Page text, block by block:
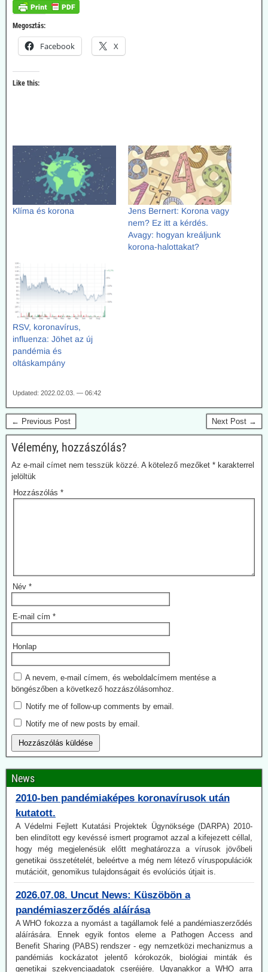
Megosztás:
Facebook X
Like this:
Klíma és korona
Jens Bernert: Korona vagy
nem? Ez itt a kérdés.
Avagy: hogyan kreáljunk
korona-halottakat?
RSV, koronavírus,
influenza: Jöhet az új
pandémia és
oltáskampány
Updated: 2022.02.03. — 06:42
← Previous Post Next Post →
Vélemény, hozzászólás?
Az e-mail címet nem tesszük közzé. A kötelező mezőket * karakterrel
jelöltük
Hozzászólás *
Név *
E-mail cím *
Honlap
A nevem, e-mail címem, és weboldalcímem mentése a
böngészőben a következő hozzászólásomhoz.
Notify me of follow-up comments by email.
Notify me of new posts by email.
News
gyermekeknél bekövetkezett súlyos oltási
kártérítésekre
károsodásokét is), a dán közszolgálati műsorszolgáltató DR
(Danmarks Radio) vitát indít erről. Egy gyermekorvos, aki maga is
oltotta gyermekeket a kovid ellen, figyelemre méltó kijelentést tesz.
oltásra buzdítani.
2026.07.21. Jonfleetwood.com: A US Army már
kutatott.
A Védelmi Fejlett Kutatási Projektek Ügynöksége (DARPA) 2010-
ben elindított egy kevéssé ismert programot azzal a kifejezett céllal,
hogy még megjelenésük előtt meghatározza a vírusok jövőbeli
genetikai összetételét, beleértve a még nem létező víruspopulációk
mutációit, genomikus tulajdonságait és evolúciós útjait is.
2026.07.08. Uncut News: Küszöbön a
pandémiaszerződés aláírása
A WHO fokozza a nyomást a tagállamok felé a pandémiaszerződés
aláírására. Ennek egyik fontos eleme a Pathogen Access and
Benefit Sharing (PABS) rendszer - egy nemzetközi mechanizmus a
pandémiás kockázatot jelentő kórokozók, biológiai minták és
genetikai szekvenciaadatok cseréjére. Ugyanakkor a WHO arra
figyelmeztet, hogy a következő évtizedben újabb világjárványra
lehet számítani.
A PABS-rendszerről jelenleg (július 6-17) folynak a tárgyalások